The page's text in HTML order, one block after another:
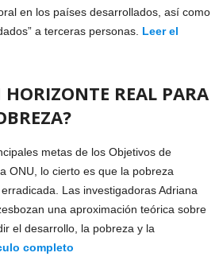
en los países desarrollados, así como
a terceras personas. Leer el
REAL PARA
metas de los Objetivos de
ONU, lo cierto es que la pobreza
Las investigadoras Adriana
una aproximación teórica sobre
el desarrollo, la pobreza y la
completo